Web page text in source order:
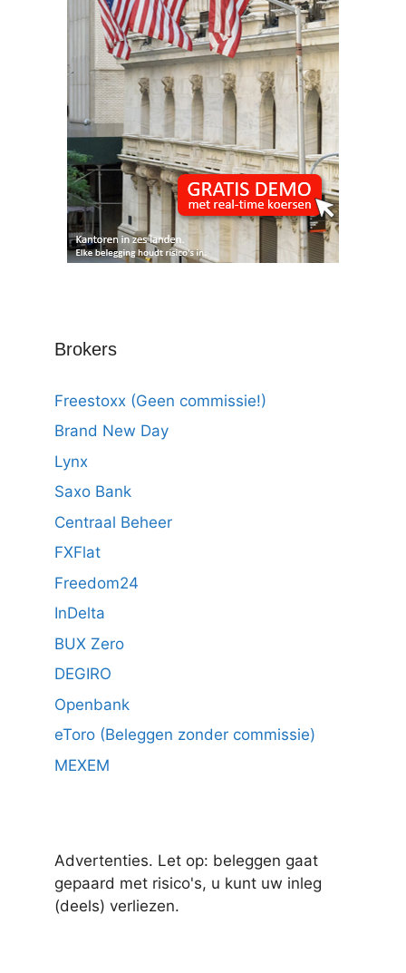
Brokers
Freestoxx (Geen commissie!)
Brand New Day
Lynx
Saxo Bank
Centraal Beheer
FXFlat
Freedom24
InDelta
BUX Zero
DEGIRO
Openbank
eToro (Beleggen zonder commissie)
MEXEM
Advertenties. Let op: beleggen gaat
gepaard met risico's, u kunt uw inleg
(deels) verliezen.